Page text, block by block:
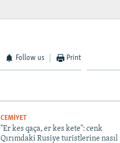
Follow us Print
CEMİYET
"Er kes qaça, er kes kete": cenk
Qırımdaki Rusiye turistlerine nasıl